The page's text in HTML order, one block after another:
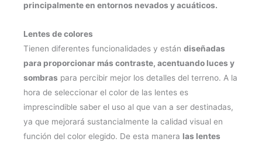
principalmente en entornos nevados y acuáticos.
Lentes de colores
Tienen diferentes funcionalidades y están diseñadas
para proporcionar más contraste, acentuando luces y
sombras para percibir mejor los detalles del terreno. A la
hora de seleccionar el color de las lentes es
imprescindible saber el uso al que van a ser destinadas,
ya que mejorará sustancialmente la calidad visual en
función del color elegido. De esta manera las lentes